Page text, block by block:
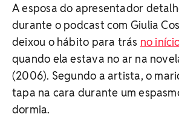
A esposa do apresentador
durante o podcast com Giulia
deixou o hábito para trás no
quando ela estava no ar na
(2006). Segundo a artista, o
tapa na cara durante um
dormia.